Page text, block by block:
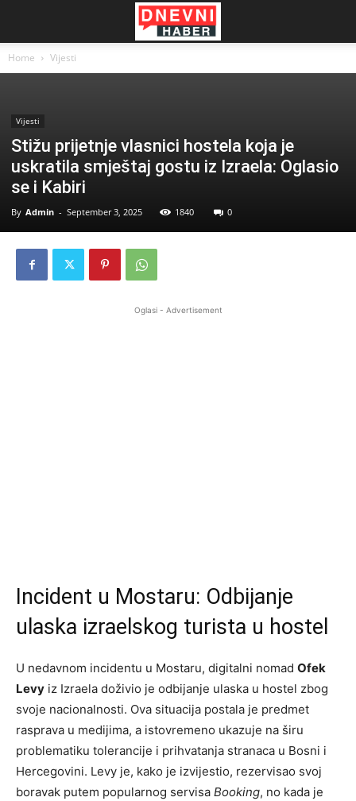
Home Vijesti
Vijesti
Stižu prijetnje vlasnici hostela koja je
uskratila smještaj gostu iz Izraela: Oglasio
se i Kabiri
By Admin - September 3, 2025 1840 0
Oglasi - Advertisement
Incident u Mostaru: Odbijanje
ulaska izraelskog turista u hostel
U nedavnom incidentu u Mostaru, digitalni nomad Ofek
Levy iz Izraela doživio je odbijanje ulaska u hostel zbog
svoje nacionalnosti. Ova situacija postala je predmet
rasprava u medijima, a istovremeno ukazuje na širu
problematiku tolerancije i prihvatanja stranaca u Bosni i
Hercegovini. Levy je, kako je izvijestio, rezervisao svoj
boravak putem popularnog servisa Booking, no kada je